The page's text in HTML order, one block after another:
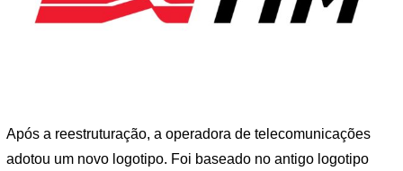
Após a reestruturação, a operadora de telecomunicações
adotou um novo logotipo. Foi baseado no antigo logotipo